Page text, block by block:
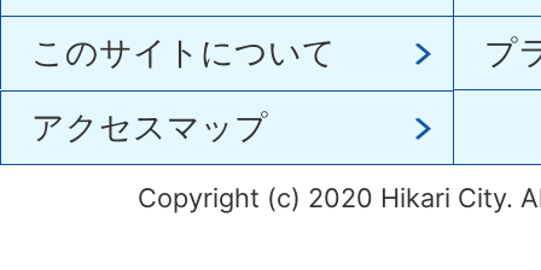
このサイトについて
プ
アクセスマップ
Copyright (c) 2020 Hikari City.